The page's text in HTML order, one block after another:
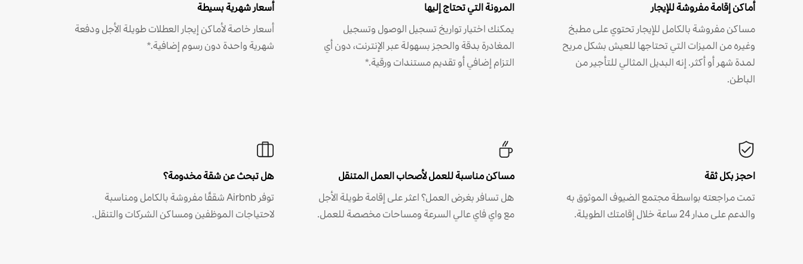
أماكن إقامة مفروشة للإيجار
مساكن مفروشة بالكامل للإيجار تحتوي على مطبخ
وغيره من الميزات التي تحتاجها للعيش بشكل مريح
لمدة شهر أو أكثر. إنه البديل المثالي للتأجير من
الباطن.
المرونة التي تحتاج إليها
يمكنك اختيار تواريخ تسجيل الوصول وتسجيل
المغادرة بدقة والحجز بسهولة عبر الإنترنت، دون أي
التزام إضافي أو تقديم مستندات ورقية.*
أسعار شهرية بسيطة
أسعار خاصة لأماكن إيجار العطلات طويلة الأجل ودفعة
شهرية واحدة دون رسوم إضافية.*
احجز بكل ثقة
تمت مراجعته بواسطة مجتمع الضيوف الموثوق به
والدعم على مدار 24 ساعة خلال إقامتك الطويلة.
مساكن مناسبة للعمل لأصحاب العمل المتنقل
هل تسافر بغرض العمل؟ اعثر على إقامة طويلة الأجل
مع واي فاي عالي السرعة ومساحات مخصصة للعمل.
هل تبحث عن شقة مخدومة؟
توفر Airbnb شققًا مفروشة بالكامل ومناسبة
لاحتياجات الموظفين ومساكن الشركات والتنقل.